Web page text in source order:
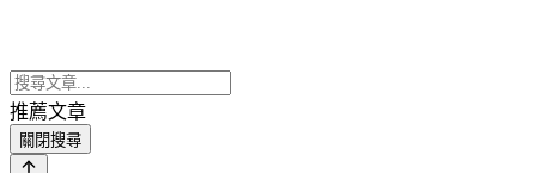
推薦文章
關閉搜尋